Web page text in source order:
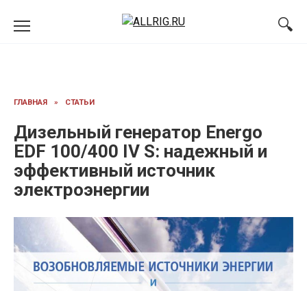
ГЛАВНАЯ » СТАТЬИ
Дизельный генератор Energo
EDF 100/400 IV S: надежный и
эффективный источник
электроэнергии